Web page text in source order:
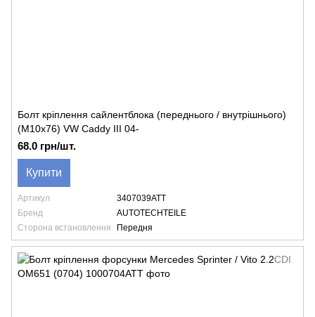
Болт кріплення сайлентблока (переднього / внутрішнього)
(M10x76) VW Caddy III 04-
68.0 грн/шт.
Купити
Артикул
3407039ATT
Бренд
AUTOTECHTEILE
Сторона встановлення
Передня